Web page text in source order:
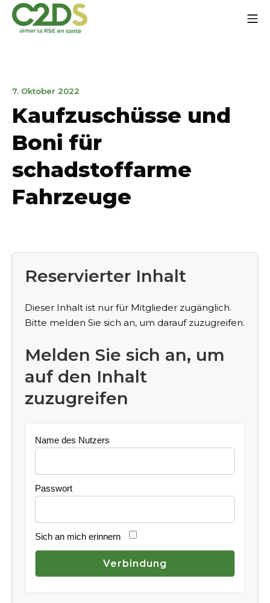
Zum
Inhalt
springen
7. Oktober 2022
2025
Kaufzuschüsse und
Boni für
schadstoffarme
Fahrzeuge
Reservierter Inhalt
Dieser Inhalt ist nur für Mitglieder zugänglich.
Bitte melden Sie sich an, um darauf zuzugreifen.
Melden Sie sich an, um
auf den Inhalt
zuzugreifen
Name des Nutzers
Passwort
Sich an mich erinnern